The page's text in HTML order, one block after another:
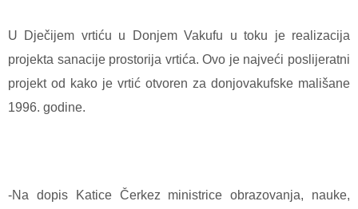
U Dječijem vrtiću u Donjem Vakufu u toku je realizacija
projekta sanacije prostorija vrtića. Ovo je najveći poslijeratni
projekt od kako je vrtić otvoren za donjovakufske mališane
1996. godine.
-Na dopis Katice Čerkez ministrice obrazovanja, nauke,